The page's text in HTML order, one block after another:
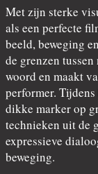
Met zijn sterke
als een perfecte
beeld, beweging
de grenzen
woord en maakt
performer.
dikke marker op
technieken uit de
expressieve
beweging.